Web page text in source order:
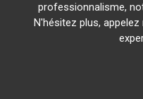
professionnalisme,
N'hésitez plus,